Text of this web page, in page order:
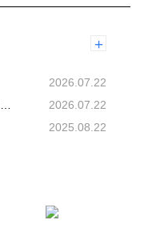
+
2026.07.22
2026.07.22
2025.08.22